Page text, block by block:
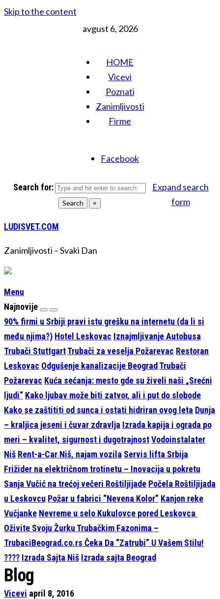
Skip to the content
avgust 6, 2026
HOME
Vicevi
Poznati
Zanimljivosti
Firme
Facebook
Search for:
Search ×
Expand search
form
LUDISVET.COM
Zanimljivosti – Svaki Dan
Menu
Najnovije
90% firmi u Srbiji pravi istu grešku na internetu (da li si
među njima?) Hotel Leskovac Iznajmljivanje Autobusa
Trubači StuttgartTrubači za veselja Požarevac Restoran
Leskovac Odgušenje kanalizacije Beograd Trubači
Požarevac Kuća sećanja: mesto gde su živeli naši „Srećni
ljudi“ Kako ljubav može biti zatvor, ali i put do slobode
Kako se zaštititi od sunca i ostati hidriran ovog leta Dunja
– kraljica jeseni i čuvar zdravlja Izrada kapija i ograda po
meri – kvalitet, sigurnost i dugotrajnostVodoinstalater
Niš Rent-a-Car Niš, najam vozila Servis lifta Srbija
Frižider na električnom trotinetu – Inovacija u pokretu
Sanja Vučić na trećoj večeri Roštiljijade Počela Roštiljijada
u Leskovcu Požar u fabrici “Nevena Kolor” Kanjon reke
Vučjanke Nevreme u selo Kukulovce pored Leskovca
Oživite Svoju Žurku Trubačkim Fazonima –
TrubaciBeograd.co.rs Čeka Da “Zatrubi” U Vašem Stilu!
???? Izrada Sajta Niš Izrada sajta Beograd
Blog
Vicevi april 8, 2016